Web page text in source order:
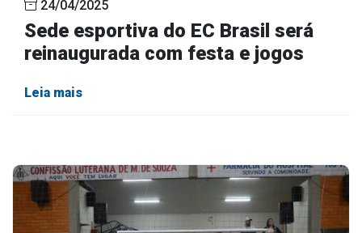
24/04/2025
Sede esportiva do EC Brasil será
reinaugurada com festa e jogos
Leia mais